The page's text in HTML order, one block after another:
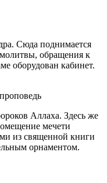
Сюда поднимается
обращения к
оборудован кабинет.
Аллаха. Здесь же
мечети
из священной книги
орнаментом.